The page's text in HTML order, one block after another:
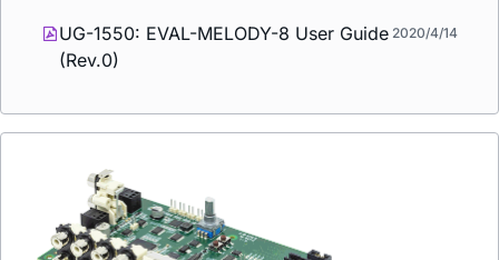
UG-1550: EVAL-MELODY-8 User Guide
(Rev.0)
2020/4/14